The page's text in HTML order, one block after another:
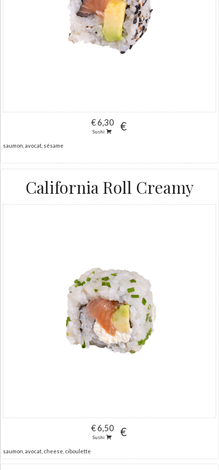
€ 6,30
Sushi €
saumon, avocat, sésame
California Roll Creamy
€ 6,50
Sushi €
saumon, avocat, cheese, ciboulette